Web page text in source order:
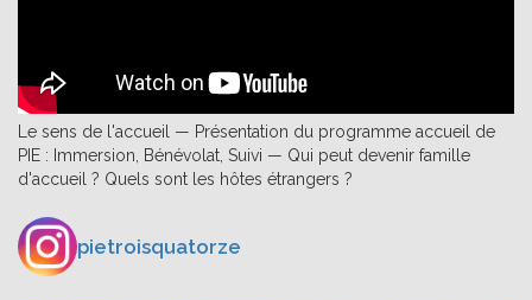
Le sens de l'accueil — Présentation du programme accueil de
PIE : Immersion, Bénévolat, Suivi — Qui peut devenir famille
d'accueil ? Quels sont les hôtes étrangers ?
pietroisquatorze